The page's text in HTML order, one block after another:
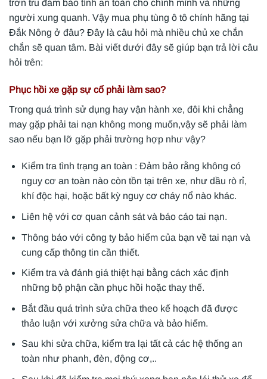
trơn tru đảm bảo tính an toàn cho chính mình và những
người xung quanh. Vậy mua phụ tùng ô tô chính hãng tại
Đắk Nông ở đâu? Đây là câu hỏi mà nhiều chủ xe chắn
chắn sẽ quan tâm. Bài viết dưới đây sẽ giúp bạn trả lời câu
hỏi trên:
Phục hồi xe gặp sự cố phải làm sao?
Trong quá trình sử dụng hay vận hành xe, đôi khi chẳng
may gặp phải tai nạn không mong muốn,vậy sẽ phải làm
sao nếu bạn lỡ gặp phải trường hợp như vậy?
Kiểm tra tình trạng an toàn : Đảm bảo rằng không có
nguy cơ an toàn nào còn tồn tại trên xe, như dầu rò rỉ,
khí độc hại, hoặc bất kỳ nguy cơ cháy nổ nào khác.
Liên hệ với cơ quan cảnh sát và báo cáo tai nạn.
Thông báo với công ty bảo hiểm của bạn về tai nạn và
cung cấp thông tin cần thiết.
Kiểm tra và đánh giá thiệt hại bằng cách xác định
những bộ phận cần phục hồi hoặc thay thế.
Bắt đầu quá trình sửa chữa theo kế hoạch đã được
thảo luận với xưởng sửa chữa và bảo hiểm.
Sau khi sửa chữa, kiểm tra lại tất cả các hệ thống an
toàn như phanh, đèn, động cơ,..